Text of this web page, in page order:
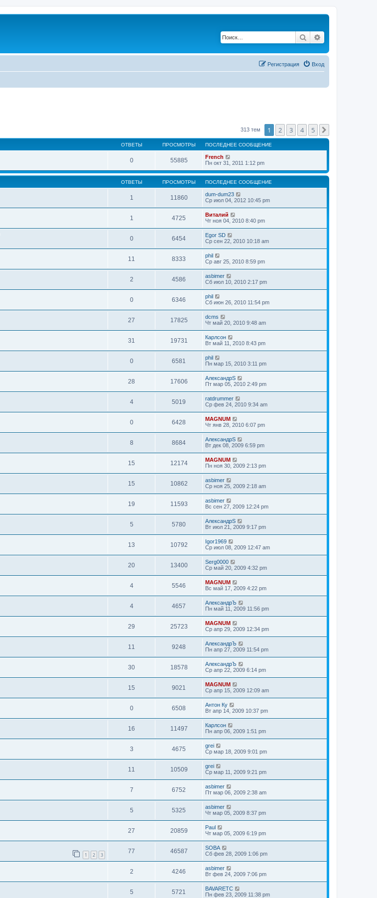
Поиск
Вход
Регистрация
313 тем 1 2 3 4 5
ОТВЕТЫ ПРОСМОТРЫ ПОСЛЕДНЕЕ СООБЩЕНИЕ
0 55885
French
Пн окт 31, 2011 1:12 pm
ОТВЕТЫ ПРОСМОТРЫ ПОСЛЕДНЕЕ СООБЩЕНИЕ
1 11860
dum-dum23
Ср июл 04, 2012 10:45 pm
1 4725
Виталий
Чт ноя 04, 2010 8:40 pm
0 6454
Egor SD
Ср сен 22, 2010 10:18 am
11 8333
phil
Ср авг 25, 2010 8:59 pm
2 4586
asbimer
Сб июл 10, 2010 2:17 pm
0 6346
phil
Сб июн 26, 2010 11:54 pm
27 17825
dcms
Чт май 20, 2010 9:48 am
31 19731
Карлсон
Вт май 11, 2010 8:43 pm
0 6581
phil
Пн мар 15, 2010 3:11 pm
28 17606
АлександрS
Пт мар 05, 2010 2:49 pm
4 5019
ratdrummer
Ср фев 24, 2010 9:34 am
0 6428
MAGNUM
Чт янв 28, 2010 6:07 pm
8 8684
АлександрS
Вт дек 08, 2009 6:59 pm
15 12174
MAGNUM
Пн ноя 30, 2009 2:13 pm
15 10862
asbimer
Ср ноя 25, 2009 2:18 am
19 11593
asbimer
Вс сен 27, 2009 12:24 pm
5 5780
АлександрS
Вт июл 21, 2009 9:17 pm
13 10792
Igor1969
Ср июл 08, 2009 12:47 am
20 13400
Serg0000
Ср май 20, 2009 4:32 pm
4 5546
MAGNUM
Вс май 17, 2009 4:22 pm
4 4657
АлександрЪ
Пн май 11, 2009 11:56 pm
29 25723
MAGNUM
Ср апр 29, 2009 12:34 pm
11 9248
АлександрЪ
Пн апр 27, 2009 11:54 pm
30 18578
АлександрЪ
Ср апр 22, 2009 6:14 pm
15 9021
MAGNUM
Ср апр 15, 2009 12:09 am
0 6508
Антон Ку
Вт апр 14, 2009 10:37 pm
16 11497
Карлсон
Пн апр 06, 2009 1:51 pm
3 4675
grei
Ср мар 18, 2009 9:01 pm
11 10509
grei
Ср мар 11, 2009 9:21 pm
7 6752
asbimer
Пт мар 06, 2009 2:38 am
5 5325
asbimer
Чт мар 05, 2009 8:37 pm
27 20859
Paul
Чт мар 05, 2009 6:19 pm
1 2 3
77 46587
SOBA
Сб фев 28, 2009 1:06 pm
2 4246
asbimer
Вт фев 24, 2009 7:06 pm
5 5721
BAVARETC
Пн фев 23, 2009 11:38 pm